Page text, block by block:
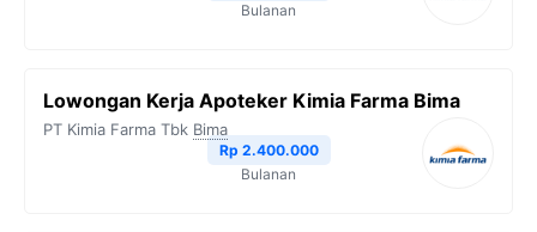
Bulanan
Lowongan Kerja Apoteker Kimia Farma Bima
PT Kimia Farma Tbk Bima
Rp 2.400.000
Bulanan